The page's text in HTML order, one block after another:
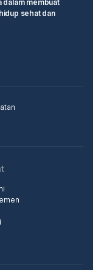
dalam membuat
sehat dan